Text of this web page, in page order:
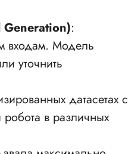
:
входам. Модель
уточнить
датасетах с
в различных